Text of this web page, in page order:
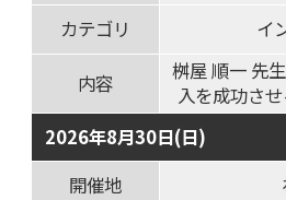
カテゴリ
イ
内容
桝屋 順一 先
入を成功さ
2026年8月30日(日)
開催地